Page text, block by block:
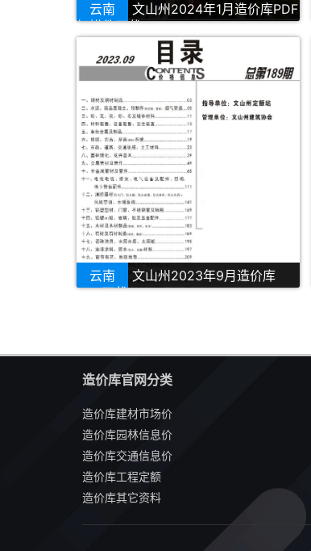
云南
文山州2024年1月造价库PDF
扫描件下载
云南
文山州2023年9月造价库
PDF下载
造价库官网分类
造价库建材市场价
造价库园林信息价
造价库交通信息价
造价库工程定额
造价库其它资料